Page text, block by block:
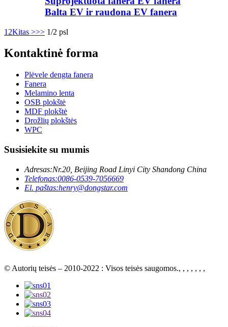
Balta EV ir raudona EV fanera
1 2Kitas >>> 1/2 psl
Kontaktinė forma
Plėvele dengta fanera
Fanera
Melamino lenta
OSB plokštė
MDF plokštė
Drožlių plokštės
WPC
Susisiekite su mumis
Adresas:Nr.20, Beijing Road Linyi City Shandong China
Telefonas:0086-0539-7056669
El. paštas:henry@dongstar.com
© Autorių teisės – 2010-2022 : Visos teisės saugomos., , , , , , ,